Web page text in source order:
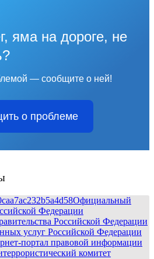
яма на дороге, не
— сообщите о ней!
о проблеме
Официальный
Федерации
Российской Федерации
услуг Российской Федерации
портал правовой информации
комитет